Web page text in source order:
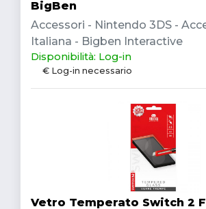
BigBen
Accessori - Nintendo 3DS -
Italiana - Bigben Interactive
Disponibilità: Log-in
€ Log-in necessario
Vetro Temperato Switch 2